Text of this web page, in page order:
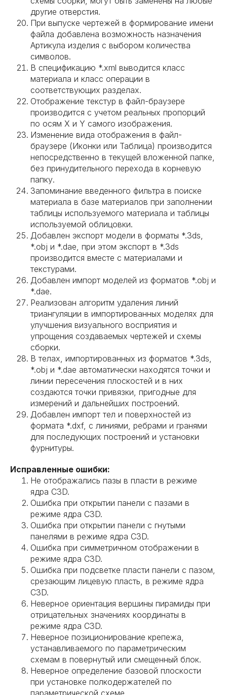
другие отверстия.
При выпуске чертежей в формирование имени
файла добавлена возможность назначения
Артикула изделия с выбором количества
символов.
В спецификацию *.xml выводится класс
материала и класс операции в
соответствующих разделах.
Отображение текстур в файл-браузере
производится с учетом реальных пропорций
по осям X и Y самого изображения.
Изменение вида отображения в файл-
браузере (Иконки или Таблица) производится
непосредственно в текущей вложенной папке,
без принудительного перехода в корневую
папку.
Запоминание введенного фильтра в поиске
материала в базе материалов при заполнении
таблицы используемого материала и таблицы
используемой облицовки.
Добавлен экспорт модели в форматы *.3ds,
*.obj и *.dae, при этом экспорт в *.3ds
производится вместе с материалами и
текстурами.
Добавлен импорт моделей из форматов *.obj и
*.dae.
Реализован алгоритм удаления линий
триангуляции в импортированных моделях для
улучшения визуального восприятия и
упрощения создаваемых чертежей и схемы
сборки.
В телах, импортированных из форматов *.3ds,
*.obj и *.dae автоматически находятся точки и
линии пересечения плоскостей и в них
создаются точки привязки, пригодные для
измерений и дальнейших построений.
Добавлен импорт тел и поверхностей из
формата *.dxf, с линиями, ребрами и гранями
для последующих построений и установки
фурнитуры.
Исправленные ошибки:
Не отображались пазы в пласти в режиме
ядра C3D.
Ошибка при открытии панели с пазами в
режиме ядра C3D.
Ошибка при открытии панели с гнутыми
панелями в режиме ядра C3D.
Ошибка при симметричном отображении в
режиме ядра C3D.
Ошибка при подсветке пласти панели с пазом,
срезающим лицевую пласть, в режиме ядра
C3D.
Неверное ориентация вершины пирамиды при
отрицательных значениях координаты в
режиме ядра C3D.
Неверное позиционирование крепежа,
устанавливаемого по параметрическим
схемам в повернутый или смещенный блок.
Неверное определение базовой плоскости
при установке полкодержателей по
параметрической схеме.